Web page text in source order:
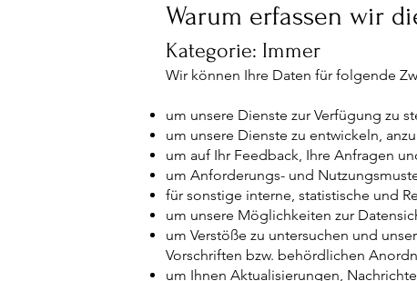
Warum erfassen wir
Kategorie: Immer
Wir können Ihre Daten für folgende
um unsere Dienste zur Verfügung zu
um unsere Dienste zu entwickeln,
um auf Ihr Feedback, Ihre Anfragen
um Anforderungs- und
für sonstige interne, statistische und
um unsere Möglichkeiten zur
um Verstöße zu untersuchen und
Vorschriften bzw. behördlichen
um Ihnen Aktualisierungen,